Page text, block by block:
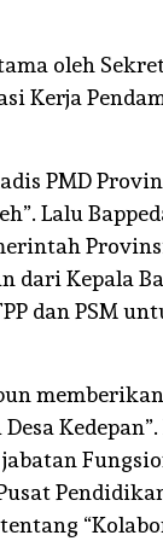
oleh
Kerja
PMD
Lalu
dari Kepala
dan PSM